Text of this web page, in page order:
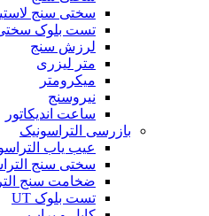
سختی سنج
تست بلوک
لرزش سنج
متر لیزری
میکرومتر
نیروسنج
ساعت اندیکاتور
بازرسی التراسونیک
عیب یاب
سختی سنج
ضخامت سنج
تست بلوک UT